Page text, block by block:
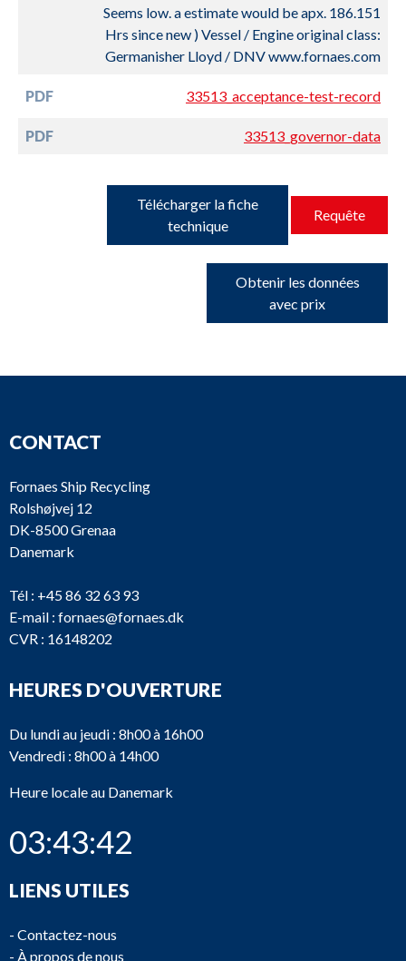
Seems low. a estimate would be apx. 186.151
Hrs since new ) Vessel / Engine original class:
Germanisher Lloyd / DNV www.fornaes.com
PDF 33513_acceptance-test-record
PDF 33513_governor-data
Télécharger la fiche
technique
Requête
Obtenir les données
avec prix
CONTACT
Fornaes Ship Recycling
Rolshøjvej 12
DK-8500 Grenaa
Danemark
Tél : +45 86 32 63 93
E-mail : fornaes@fornaes.dk
CVR : 16148202
HEURES D'OUVERTURE
Du lundi au jeudi : 8h00 à 16h00
Vendredi : 8h00 à 14h00
Heure locale au Danemark
03:43:42
LIENS UTILES
- Contactez-nous
- À propos de nous